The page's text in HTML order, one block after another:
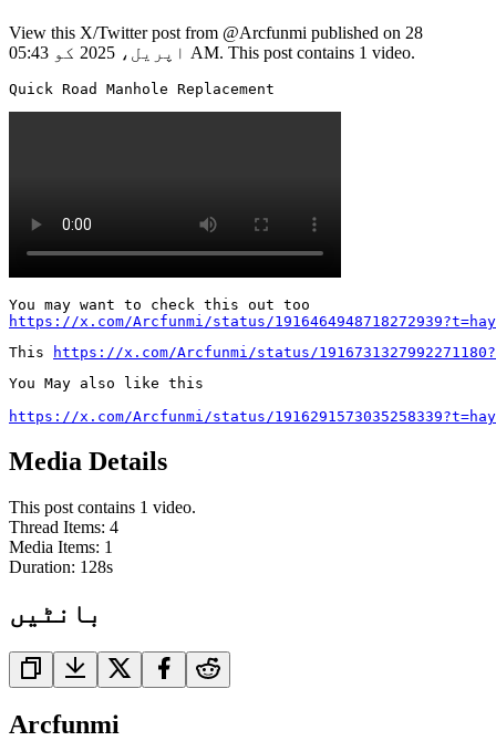
View this X/Twitter post from @Arcfunmi published on 28
اپریل، 2025 کو 05:43 AM. This post contains 1 video.
Quick Road Manhole Replacement
https://x.com/Arcfunmi/status/
This
https://x.com/Arcfunmi/status/
You May also like this
https://x.com/Arcfunmi/status/
Media Details
This post contains 1 video.
Thread Items: 4
Media Items: 1
Duration: 128s
بانٹیں
Arcfunmi